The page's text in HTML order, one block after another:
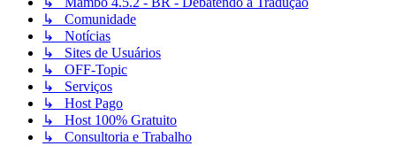
↳ Comunidade
↳ Notícias
↳ Sites de Usuários
↳ OFF-Topic
↳ Serviços
↳ Host Pago
↳ Host 100% Gratuito
↳ Consultoria e Trabalho